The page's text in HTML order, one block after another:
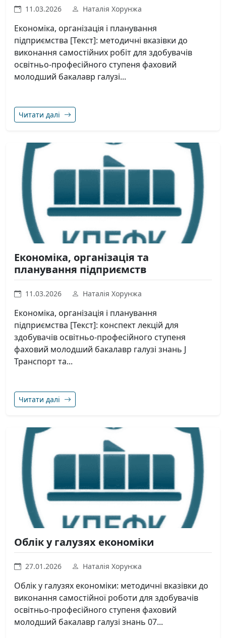
11.03.2026 Наталія Хорунжа
Економіка, організація і планування
підприємства [Текст]: методичні вказівки до
виконання самостійних робіт для здобувачів
освітньо-професійного ступеня фаховий
молодший бакалавр галузі...
Читати далі
Економіка, організація та
планування підприємств
11.03.2026 Наталія Хорунжа
Економіка, організація і планування
підприємства [Текст]: конспект лекцій для
здобувачів освітньо-професійного ступеня
фаховий молодший бакалавр галузі знань J
Транспорт та...
Читати далі
Облік у галузях економіки
27.01.2026 Наталія Хорунжа
Облік у галузях економіки: методичні вказівки до
виконання самостійної роботи для здобувачів
освітньо-професійного ступеня фаховий
молодший бакалавр галузі знань 07...